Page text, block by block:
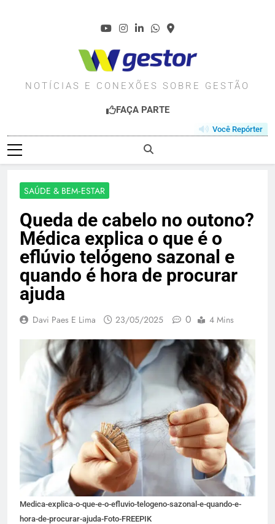
WGESTOR.COM.BR
NOTÍCIAS E CONEXÕES SOBRE GESTÃO
FAÇA PARTE
Você Repórter
SAÚDE & BEM‑ESTAR
Queda de cabelo no outono?
Médica explica o que é o
eflúvio telógeno sazonal e
quando é hora de procurar
ajuda
Davi Paes E Lima 23/05/2025 0 4 Mins
Medica-explica-o-que-e-o-efluvio-telogeno-sazonal-e-quando-e-
hora-de-procurar-ajuda-Foto-FREEPIK